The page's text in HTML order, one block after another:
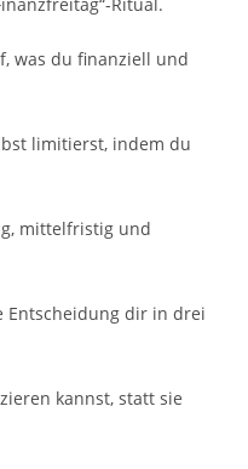
was du finanziell und
limitierst, indem du
mittelfristig und
Entscheidung dir in drei
kannst, statt sie